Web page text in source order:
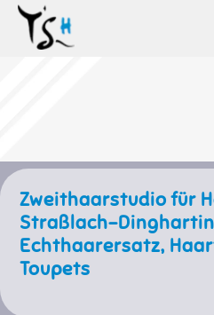
Zweithaarstudio für
Straßlach-
Echthaarersatz,
Toupets